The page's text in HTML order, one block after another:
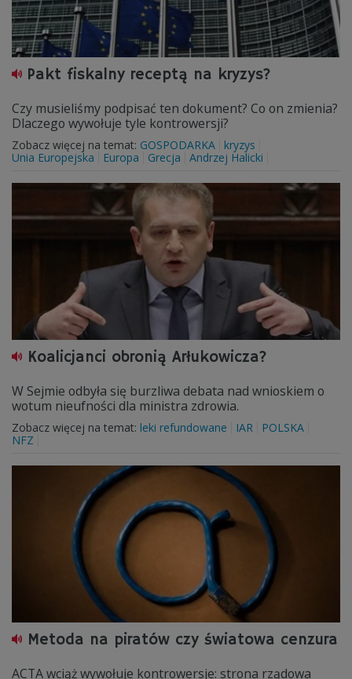
Pakt fiskalny receptą na kryzys?
Czy musieliśmy podpisać ten dokument? Co on zmienia?
Dlaczego wywołuje tyle kontrowersji?
Zobacz więcej na temat: GOSPODARKA
kryzys
Unia Europejska
Europa Grecja Andrzej Halicki
Koalicjanci obronią Arłukowicza?
W Sejmie odbyła się burzliwa debata nad wnioskiem o
wotum nieufności dla ministra zdrowia.
Zobacz więcej na temat: leki refundowane IAR
POLSKA
NFZ
Metoda na piratów czy światowa cenzura
ACTA wciąż wywołuje kontrowersje: strona rządowa